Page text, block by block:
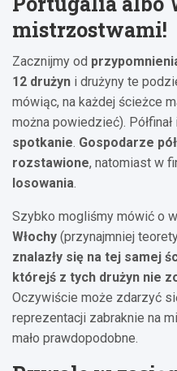
mistrzostwami!
Zacznijmy od
12 drużyn i drużyny te
mówiąc, na każdej ścieżce
można powiedzieć). Półfinał
spotkanie. Gospodarze
rozstawione, natomiast w
losowania.
Szybko mogliśmy mówić o
Włochy (przynajmniej
znalazły się na tej samej
którejś z tych drużyn nie
Oczywiście może zdarzyć
reprezentacji zabraknie na
mało prawdopodobne.